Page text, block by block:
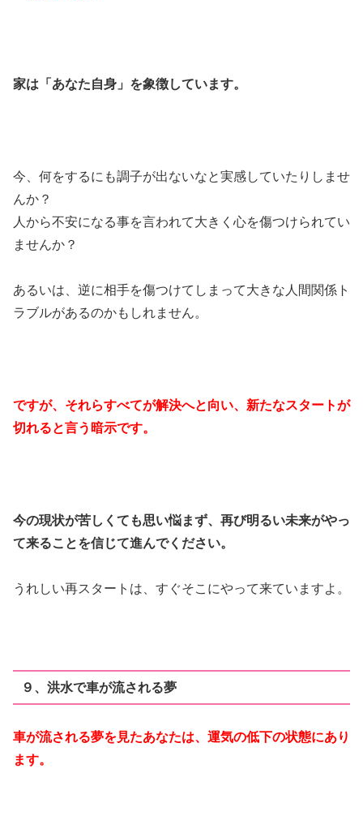
家は「あなた自身」を象徴しています。
今、何をするにも調子が出ないなと実感していたりしませ
んか？
人から不安になる事を言われて大きく心を傷つけられてい
ませんか？
あるいは、逆に相手を傷つけてしまって大きな人間関係ト
ラブルがあるのかもしれません。
ですが、それらすべてが解決へと向い、新たなスタートが
切れると言う暗示です。
今の現状が苦しくても思い悩まず、再び明るい未来がやっ
て来ることを信じて進んでください。
うれしい再スタートは、すぐそこにやって来ていますよ。
９、洪水で車が流される夢
車が流される夢を見たあなたは、運気の低下の状態にあり
ます。